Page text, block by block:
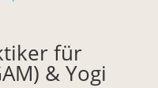
für
& Yogi